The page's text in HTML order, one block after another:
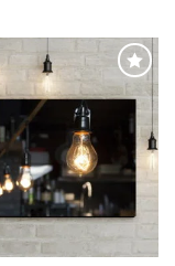
Adaugă
favorite